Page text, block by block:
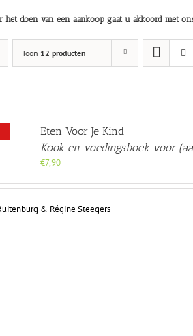
doen van een aankoop gaat u akkoord met
Toon 12 producten
Eten Voor Je Kind
Kook en voedingsboek voor
€7,90
& Régine Steegers